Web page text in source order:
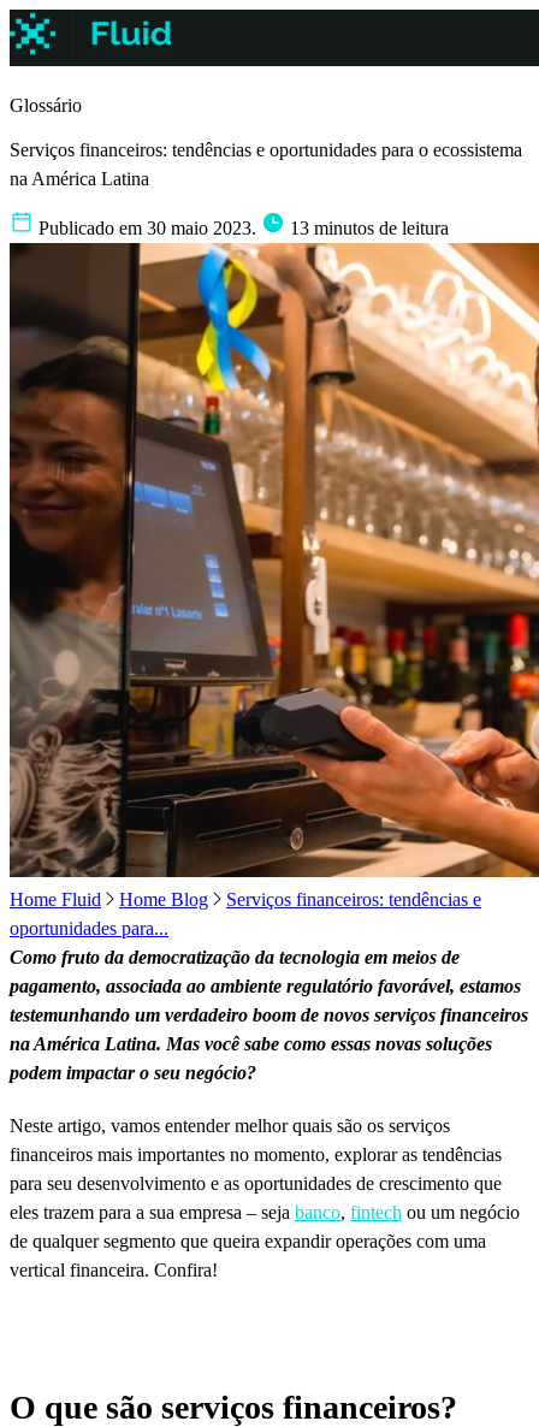
Glossário
Serviços financeiros: tendências e oportunidades para o ecossistema
na América Latina
Publicado em 30 maio 2023. 13 minutos de leitura
Home Fluid Home Blog
Serviços financeiros: tendências e
oportunidades para...
Como fruto da democratização da tecnologia em meios de
pagamento, associada ao ambiente regulatório favorável, estamos
testemunhando um verdadeiro boom de novos serviços financeiros
na América Latina. Mas você sabe como essas novas soluções
podem impactar o seu negócio?
Neste artigo, vamos entender melhor quais são os serviços
financeiros mais importantes no momento, explorar as tendências
para seu desenvolvimento e as oportunidades de crescimento que
eles trazem para a sua empresa – seja banco, fintech ou um negócio
de qualquer segmento que queira expandir operações com uma
vertical financeira. Confira!
O que são serviços financeiros?